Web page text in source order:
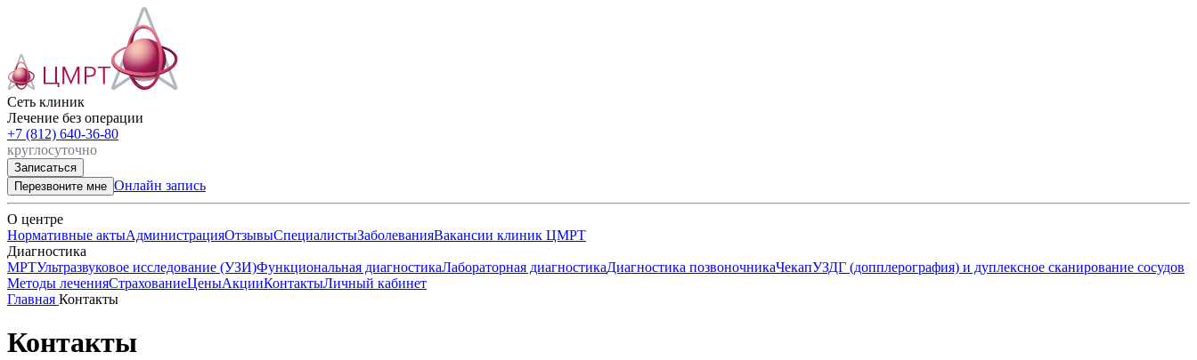
Сеть клиник
Лечение без операции
+7 (812) 640-36-80
круглосуточно
Записаться
Перезвоните мне Онлайн запись
О центре
Нормативные актыАдминистрацияОтзывыСпециалистыЗаболеванияВакансии клиник ЦМРТ
Диагностика
МРТУльтразвуковое исследование (УЗИ)Функциональная диагностикаЛабораторная диагностикаДиагностика позвоночникаЧекапУЗДГ (допплерография) и дуплексное сканирование сосудов
Методы леченияСтрахованиеЦеныАкцииКонтактыЛичный кабинет
Главная Контакты
Контакты